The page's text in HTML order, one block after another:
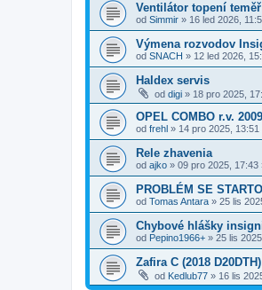
Ventilátor topení
od Simmir » 16 led 2026,
Výmena rozvodov
od SNACH » 12 led 2026,
Haldex servis
od digi » 18 pro 2025,
OPEL COMBO r.v.
od frehl » 14 pro 2025, 13:51
Rele zhavenia
od ajko » 09 pro 2025, 17:43
PROBLÉM SE
od Tomas Antara » 25 lis
Chybové hlášky
od Pepino1966+ » 25 lis
Zafira C (2018
od Kedlub77 » 16 lis